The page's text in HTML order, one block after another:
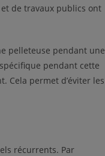
de travaux publics ont
pelleteuse pendant une
pendant cette
Cela permet d’éviter les
récurrents. Par